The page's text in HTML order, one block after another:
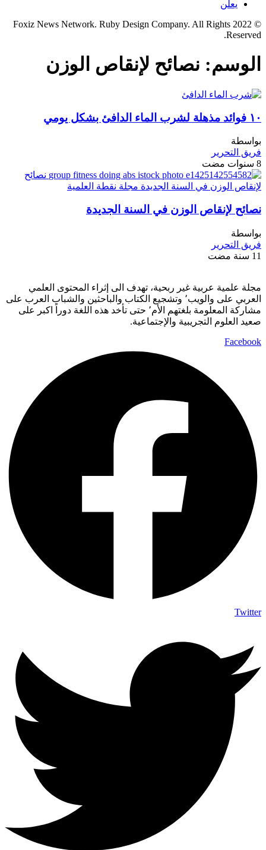
يعلن
© 2022 Foxiz News Network. Ruby Design Company. All Rights
Reserved.
الوسم: نصائح لإنقاص الوزن
١٠ فوائد مذهلة لشرب الماء الدافئ بشكل يومي
بواسطة
فريق التحرير
8 سنوات مضت
نصائح لإنقاص الوزن في السنة الجديدة
بواسطة
فريق التحرير
11 سنة مضت
مجلة علمية عربية غير ربحية، تهدف الى إثراء المحتوى العلمي
العربي على والويب٬ وتشجيع الكتاب والباحثين والشباب العرب على
مشاركة المعلومة بلغتهم الأم٬ حتى تأخد هذه اللغة دوراً اكبر على
صعيد العلوم التجريبية والإجتماعية.
Facebook
Twitter